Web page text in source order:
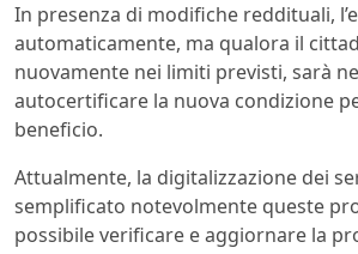
In presenza di modifiche reddituali,
automaticamente, ma qualora il
nuovamente nei limiti previsti, sarà
autocertificare la nuova condizione
beneficio.
Attualmente, la digitalizzazione dei
semplificato notevolmente queste
possibile verificare e aggiornare la